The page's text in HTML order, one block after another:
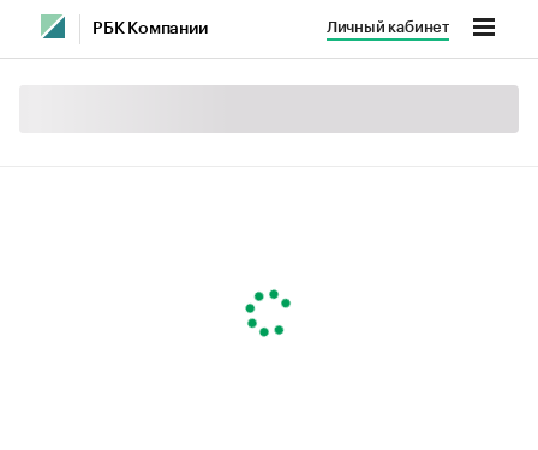
РБК Компании Личный кабинет